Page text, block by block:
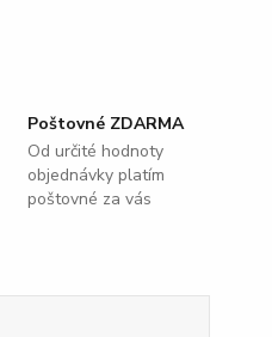
Poštovné ZDARMA
Od určité hodnoty
objednávky platím
poštovné za vás